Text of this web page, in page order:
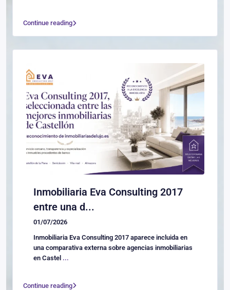
Continue reading
Inmobiliaria Eva Consulting 2017
entre una d...
01/07/2026
Inmobiliaria Eva Consulting 2017 aparece incluida en
una comparativa externa sobre agencias inmobiliarias
en Castel ...
Continue reading